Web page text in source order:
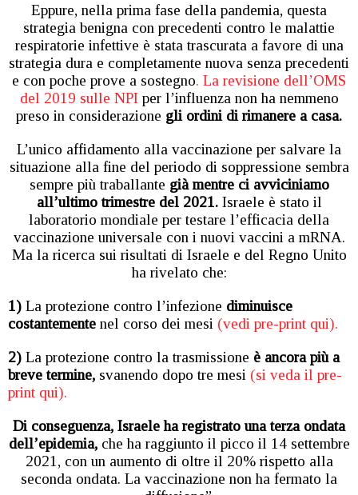
Eppure, nella prima fase della pandemia, questa
strategia benigna con precedenti contro le malattie
respiratorie infettive è stata trascurata a favore di una
strategia dura e completamente nuova senza precedenti
e con poche prove a sostegno. La revisione dell’OMS
del 2019 sulle NPI per l’influenza non ha nemmeno
preso in considerazione gli ordini di rimanere a casa.
L’unico affidamento alla vaccinazione per salvare la
situazione alla fine del periodo di soppressione sembra
sempre più traballante già mentre ci avviciniamo
all’ultimo trimestre del 2021.Israele è stato il
laboratorio mondiale per testare l’efficacia della
vaccinazione universale con i nuovi vaccini a mRNA.
Ma la ricerca sui risultati di Israele e del Regno Unito
ha rivelato che:
1) La protezione contro l’infezione diminuisce
costantemente nel corso dei mesi (vedi pre-print qui).
2) La protezione contro la trasmissione è ancora più a
breve termine, svanendo dopo tre mesi (si veda il pre-
print qui).
Di conseguenza, Israele ha registrato una terza ondata
dell’epidemia,che ha raggiunto il picco il 14 settembre
2021, con un aumento di oltre il 20% rispetto alla
seconda ondata. La vaccinazione non ha fermato la